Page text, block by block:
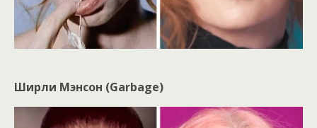
Ширли Мэнсон (Garbage)